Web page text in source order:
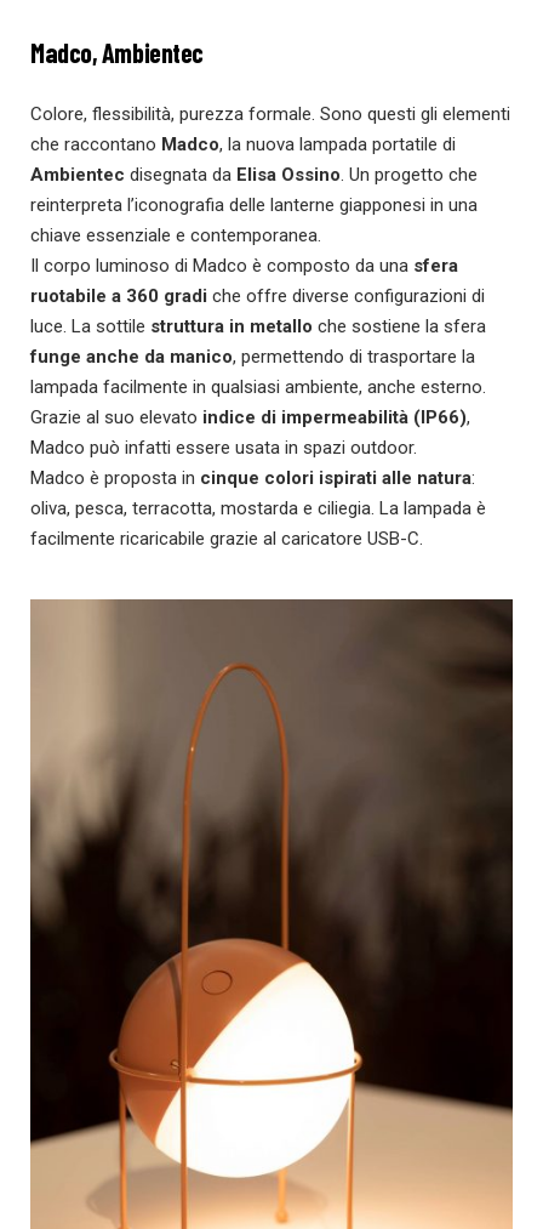
Madco, Ambientec
Colore, flessibilità, purezza formale. Sono questi gli elementi
che raccontano Madco, la nuova lampada portatile di
Ambientec disegnata da Elisa Ossino. Un progetto che
reinterpreta l’iconografia delle lanterne giapponesi in una
chiave essenziale e contemporanea.
Il corpo luminoso di Madco è composto da una sfera
ruotabile a 360 gradi che offre diverse configurazioni di
luce. La sottile struttura in metallo che sostiene la sfera
funge anche da manico, permettendo di trasportare la
lampada facilmente in qualsiasi ambiente, anche esterno.
Grazie al suo elevato indice di impermeabilità (IP66),
Madco può infatti essere usata in spazi outdoor.
Madco è proposta in cinque colori ispirati alle natura:
oliva, pesca, terracotta, mostarda e ciliegia. La lampada è
facilmente ricaricabile grazie al caricatore USB-C.